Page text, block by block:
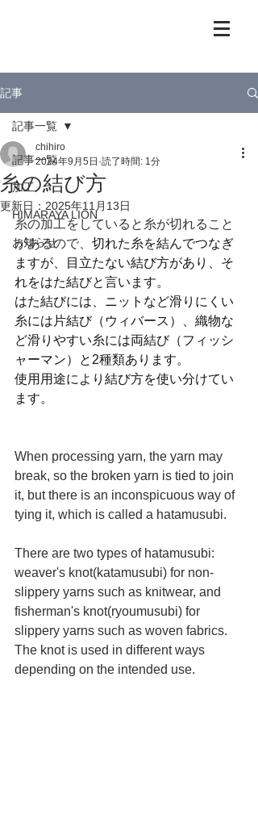
記事
記事一覧
加工
HIMARAYA LION
お知らせ
記事一覧
糸の結び方
chihiro
2024年9月5日 読了時間: 1分
更新日： 2025年11月13日
糸の加工をしていると糸が切れること
があるので、 切れた糸を結んでつなぎ
ますが、目立たない結び方があり、そ
れをはた結びと言います。
はた結びには、ニットなど滑りにくい
糸には片結び（ウィバース）、織物な
ど滑りやすい糸には両結び（フィッシ
ャーマン）と2種類あります。
使用用途により結び方を使い分けてい
ます。
When processing yarn, the yarn may
break, so the broken yarn is tied to join
it, but there is an inconspicuous way of
tying it, which is called a hatamusubi.
There are two types of hatamusubi:
weaver's knot(katamusubi) for non-
slippery yarns such as knitwear, and
fisherman's knot(ryoumusubi) for
slippery yarns such as woven fabrics.
The knot is used in different ways
depending on the intended use.